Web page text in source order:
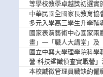
等學校教學卓越獎初選實
中華民國全國家長教育協
多元入學高三學生升學輔
國家表演藝術中心國家兩
畫」—「職人大講堂」及
參與。
國立中興大學理學院科學
營-科技鑑識偵查實戰營
加。
本校誠徵管理員職缺約僱